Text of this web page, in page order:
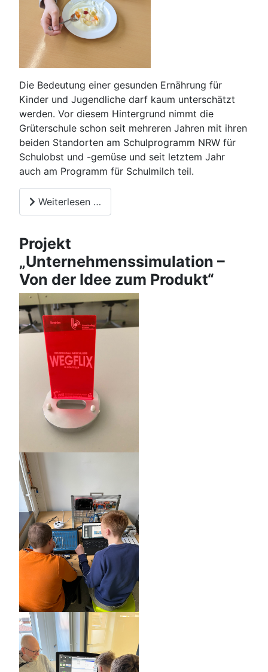
Die Bedeutung einer gesunden Ernährung für
Kinder und Jugendliche darf kaum unterschätzt
werden. Vor diesem Hintergrund nimmt die
Grüterschule schon seit mehreren Jahren mit ihren
beiden Standorten am Schulprogramm NRW für
Schulobst und -gemüse und seit letztem Jahr
auch am Programm für Schulmilch teil.
Weiterlesen …
Projekt
„Unternehmenssimulation –
Von der Idee zum Produkt“